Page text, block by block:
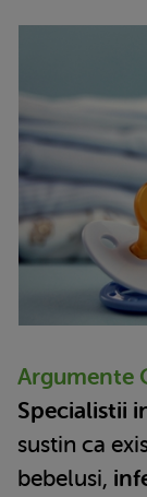
Argumente
Specialistii
sustin ca
bebelusi,